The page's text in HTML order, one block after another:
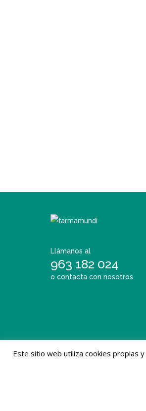
Llámanos al
963 182 024
o contacta con nosotros
Este sitio web utiliza cookies propias